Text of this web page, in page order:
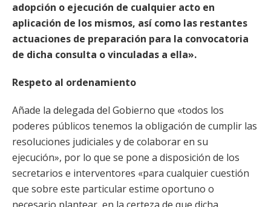
adopción o ejecución de cualquier acto en
aplicación de los mismos, así como las restantes
actuaciones de preparación para la convocatoria
de dicha consulta o vinculadas a ella».
Respeto al ordenamiento
Añade la delegada del Gobierno que «todos los
poderes públicos tenemos la obligación de cumplir las
resoluciones judiciales y de colaborar en su
ejecución», por lo que se pone a disposición de los
secretarios e interventores «para cualquier cuestión
que sobre este particular estime oportuno o